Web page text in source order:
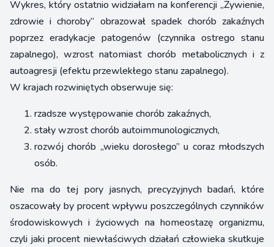
Wykres, który ostatnio widziałam na konferencji „Żywienie,
zdrowie i choroby” obrazował spadek chorób zakaźnych
poprzez eradykacje patogenów (czynnika ostrego stanu
zapalnego), wzrost natomiast chorób metabolicznych i z
autoagresji (efektu przewlekłego stanu zapalnego).
W krajach rozwiniętych obserwuje się:
rzadsze występowanie chorób zakaźnych,
stały wzrost chorób autoimmunologicznych,
rozwój chorób „wieku dorosłego” u coraz młodszych
osób.
Nie ma do tej pory jasnych, precyzyjnych badań, które
oszacowały by procent wpływu poszczególnych czynników
środowiskowych i życiowych na homeostazę organizmu,
czyli jaki procent niewłaściwych działań człowieka skutkuje